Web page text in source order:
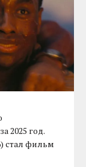
2025 год.
стал фильм